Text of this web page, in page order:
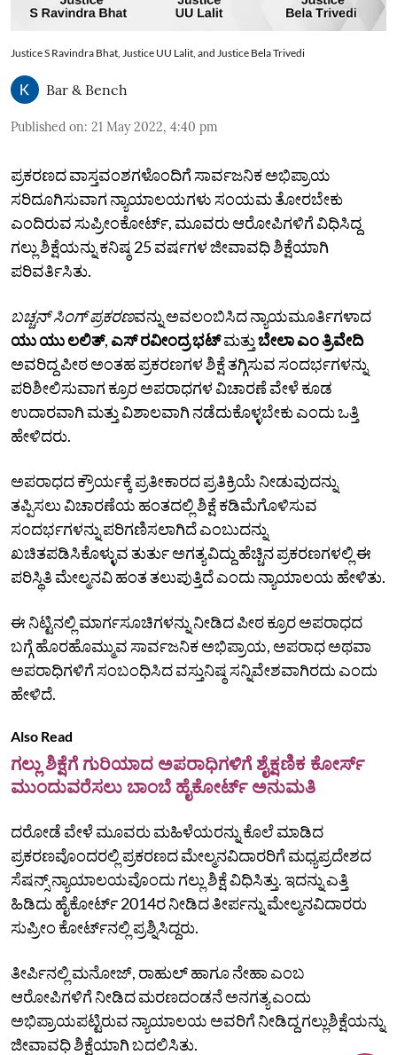
Justice S Ravindra Bhat, Justice UU Lalit, and Justice Bela Trivedi
Bar & Bench
Published on: 21 May 2022, 4:40 pm
ಪ್ರಕರಣದ ವಾಸ್ತವಂಶಗಳೊಂದಿಗೆ ಸಾರ್ವಜನಿಕ ಅಭಿಪ್ರಾಯ
ಸರಿದೂಗಿಸುವಾಗ ನ್ಯಾಯಾಲಯಗಳು ಸಂಯಮ ತೋರಬೇಕು
ಎಂದಿರುವ ಸುಪ್ರೀಂಕೋರ್ಟ್‌, ಮೂವರು ಆರೋಪಿಗಳಿಗೆ ವಿಧಿಸಿದ್ದ
ಗಲ್ಲು ಶಿಕ್ಷೆಯನ್ನು ಕನಿಷ್ಠ 25 ವರ್ಷಗಳ ಜೀವಾವಧಿ ಶಿಕ್ಷೆಯಾಗಿ
ಪರಿವರ್ತಿಸಿತು.
ಬಚ್ಚನ್ ಸಿಂಗ್‌ ಪ್ರಕರಣವನ್ನು ಅವಲಂಬಿಸಿದ ನ್ಯಾಯಮೂರ್ತಿಗಳಾದ
ಯು ಯು ಲಲಿತ್,ಎಸ್ ರವೀಂದ್ರ ಭಟ್ಮತ್ತುಬೇಲಾ ಎಂ ತ್ರಿವೇದಿ
ಅವರಿದ್ದ ಪೀಠ ಅಂತಹ ಪ್ರಕರಣಗಳ ಶಿಕ್ಷೆ ತಗ್ಗಿಸುವ ಸಂದರ್ಭಗಳನ್ನು
ಪರಿಶೀಲಿಸುವಾಗ ಕ್ರೂರ ಅಪರಾಧಗಳ ವಿಚಾರಣೆ ವೇಳೆ ಕೂಡ
ಉದಾರವಾಗಿ ಮತ್ತು ವಿಶಾಲವಾಗಿ ನಡೆದುಕೊಳ್ಳಬೇಕು ಎಂದು ಒತ್ತಿ
ಹೇಳಿದರು.
ಅಪರಾಧದ ಕ್ರೌರ್ಯಕ್ಕೆ ಪ್ರತೀಕಾರದ ಪ್ರತಿಕ್ರಿಯೆ ನೀಡುವುದನ್ನು
ತಪ್ಪಿಸಲು ವಿಚಾರಣೆಯ ಹಂತದಲ್ಲಿ ಶಿಕ್ಷೆ ಕಡಿಮೆಗೊಳಿಸುವ
ಸಂದರ್ಭಗಳನ್ನು ಪರಿಗಣಿಸಲಾಗಿದೆ ಎಂಬುದನ್ನು
ಖಚಿತಪಡಿಸಿಕೊಳ್ಳುವ ತುರ್ತು ಅಗತ್ಯವಿದ್ದು ಹೆಚ್ಚಿನ ಪ್ರಕರಣಗಳಲ್ಲಿ ಈ
ಪರಿಸ್ಥಿತಿ ಮೇಲ್ಮನವಿ ಹಂತ ತಲುಪುತ್ತಿದೆ ಎಂದು ನ್ಯಾಯಾಲಯ ಹೇಳಿತು.
ಈ ನಿಟ್ಟಿನಲ್ಲಿ ಮಾರ್ಗಸೂಚಿಗಳನ್ನು ನೀಡಿದ ಪೀಠ ಕ್ರೂರ ಅಪರಾಧದ
ಬಗ್ಗೆ ಹೊರಹೊಮ್ಮುವ ಸಾರ್ವಜನಿಕ ಅಭಿಪ್ರಾಯ, ಅಪರಾಧ ಅಥವಾ
ಅಪರಾಧಿಗಳಿಗೆ ಸಂಬಂಧಿಸಿದ ವಸ್ತುನಿಷ್ಠ ಸನ್ನಿವೇಶವಾಗಿರದು ಎಂದು
ಹೇಳಿದೆ.
Also Read
ಗಲ್ಲು ಶಿಕ್ಷೆಗೆ ಗುರಿಯಾದ ಅಪರಾಧಿಗಳಿಗೆ ಶೈಕ್ಷಣಿಕ ಕೋರ್ಸ್
ಮುಂದುವರೆಸಲು ಬಾಂಬೆ ಹೈಕೋರ್ಟ್ ಅನುಮತಿ
ದರೋಡೆ ವೇಳೆ ಮೂವರು ಮಹಿಳೆಯರನ್ನು ಕೊಲೆ ಮಾಡಿದ
ಪ್ರಕರಣವೊಂದರಲ್ಲಿ ಪ್ರಕರಣದ ಮೇಲ್ಮನವಿದಾರರಿಗೆ ಮಧ್ಯಪ್ರದೇಶದ
ಸೆಷನ್ಸ್‌ ನ್ಯಾಯಾಲಯವೊಂದು ಗಲ್ಲು ಶಿಕ್ಷೆ ವಿಧಿಸಿತ್ತು. ಇದನ್ನು ಎತ್ತಿ
ಹಿಡಿದು ಹೈಕೋರ್ಟ್‌ 2014ರ ನೀಡಿದ ತೀರ್ಪನ್ನು ಮೇಲ್ಮನವಿದಾರರು
ಸುಪ್ರೀಂ ಕೋರ್ಟ್‌ನಲ್ಲಿ ಪ್ರಶ್ನಿಸಿದ್ದರು.
ತೀರ್ಪಿನಲ್ಲಿ ಮನೋಜ್‌, ರಾಹುಲ್‌ ಹಾಗೂ ನೇಹಾ ಎಂಬ
ಆರೋಪಿಗಳಿಗೆ ನೀಡಿದ ಮರಣದಂಡನೆ ಅನಗತ್ಯ ಎಂದು
ಅಭಿಪ್ರಾಯಪಟ್ಟಿರುವ ನ್ಯಾಯಾಲಯ ಅವರಿಗೆ ನೀಡಿದ್ದ ಗಲ್ಲುಶಿಕ್ಷೆಯನ್ನು
ಜೀವಾವಧಿ ಶಿಕ್ಷೆಯಾಗಿ ಬದಲಿಸಿತು.